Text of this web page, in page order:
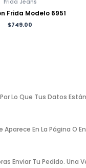
Frida Jeans
Frida Modelo 6951
$749.00
Lo Que Tus Datos
En La Página O
Enviar Tu Pedido. Una